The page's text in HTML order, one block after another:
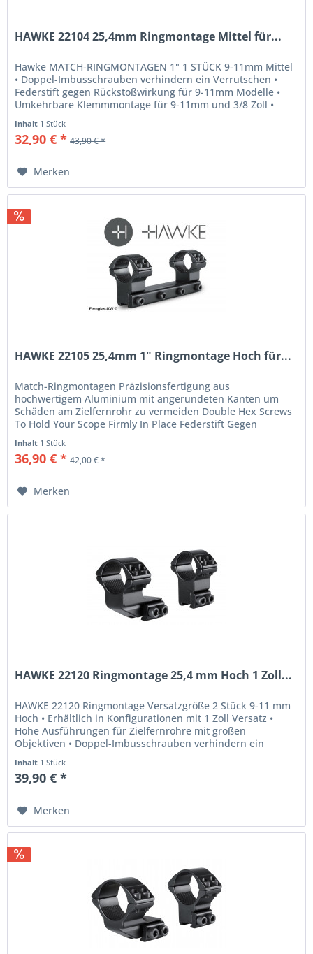
HAWKE 22104 25,4mm Ringmontage Mittel für...
Hawke MATCH-RINGMONTAGEN 1" 1 STÜCK 9-11mm Mittel
• Doppel-Imbusschrauben verhindern ein Verrutschen •
Federstift gegen Rückstoßwirkung für 9-11mm Modelle •
Umkehrbare Klemmmontage für 9-11mm und 3/8 Zoll •
Inhalt 1 Stück
32,90 € * 43,90 € *
Merken
HAWKE 22105 25,4mm 1" Ringmontage Hoch für...
Match-Ringmontagen Präzisionsfertigung aus
hochwertigem Aluminium mit angerundeten Kanten um
Schäden am Zielfernrohr zu vermeiden Double Hex Screws
To Hold Your Scope Firmly In Place Federstift Gegen
Inhalt 1 Stück
36,90 € * 42,00 € *
Merken
HAWKE 22120 Ringmontage 25,4 mm Hoch 1 Zoll...
HAWKE 22120 Ringmontage Versatzgröße 2 Stück 9-11 mm
Hoch • Erhältlich in Konfigurationen mit 1 Zoll Versatz •
Hohe Ausführungen für Zielfernrohre mit großen
Objektiven • Doppel-Imbusschrauben verhindern ein
Inhalt 1 Stück
39,90 € *
Merken